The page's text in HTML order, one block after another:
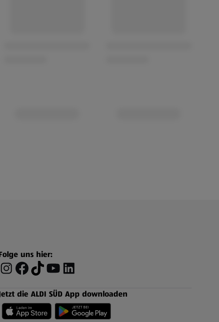
uns hier:
die ALDI SÜD App downloaden